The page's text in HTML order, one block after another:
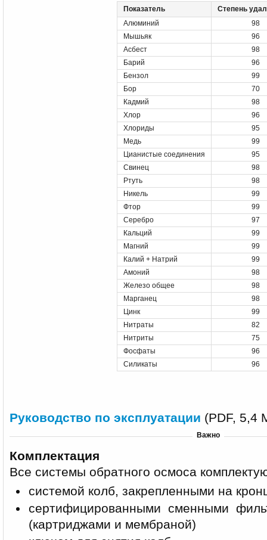
Показатель
Степень
Алюминий
98
Мышьяк
96
Асбест
98
Барий
96
Бензол
99
Бор
70
Кадмий
98
Хлор
96
Хлориды
95
Медь
99
Цианистые соединения
95
Свинец
98
Ртуть
98
Никель
99
Фтор
99
Серебро
97
Кальций
99
Магний
99
Калий + Натрий
99
Амоний
98
Железо общее
98
Марганец
98
Цинк
99
Нитраты
82
Нитриты
75
Фосфаты
96
Силикаты
96
Руководство по эксплуатации (PDF, 5,4
Важно
Комплектация
Все системы обратного осмоса
системой колб, закрепленными на
сертифицированными сменными
(картриджами и мембраной)